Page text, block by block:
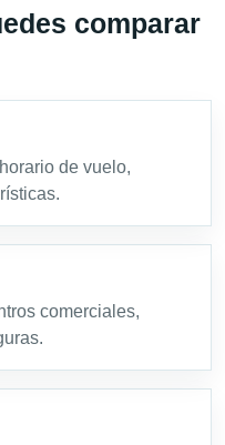
comparar
de vuelo,
comerciales,